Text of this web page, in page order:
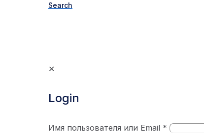
Search
✕
Login
Имя пользователя или Email *